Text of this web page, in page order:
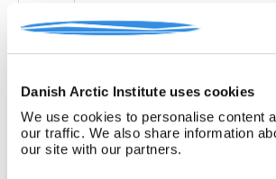
Danish Arctic Institute uses cookies
We use cookies to personalise content
our traffic. We also share information
our site with our partners.
[Klik for at se]
A 038
FRIEDRICH LITTMANN
Denne arkivfond indeholder
upublicerede erindringer.
tyske historiker Franz
Tyskland. Friedrich Littmann
der var med i vejrstationen
Nordøstgrønland under